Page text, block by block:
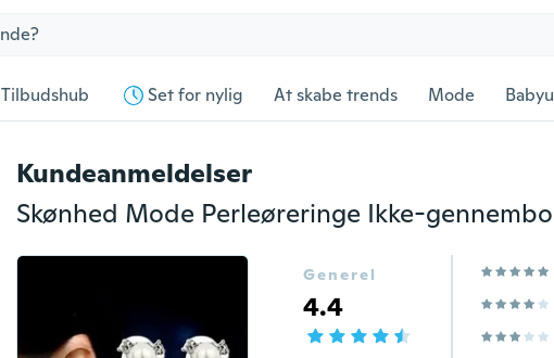
Tilbudshub Set for nylig At skabe trends Mode
Kundeanmeldelser
Generel
4.4